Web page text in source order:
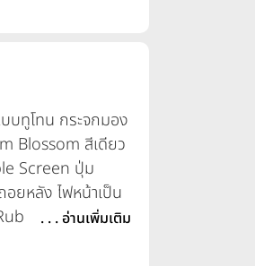
บทูโทน กระจกมอง
Blossom สีเดียว
Screen ปุ่ม
ยหลัง ไฟหน้าเป็น
Style มีสีแบบ
. . . อ่านเพิ่มเติม